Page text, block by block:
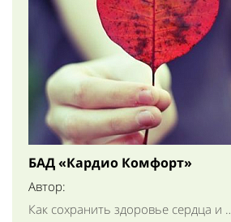
БАД «Кардио Комфорт»
Автор:
Как сохранить здоровье сердца и …